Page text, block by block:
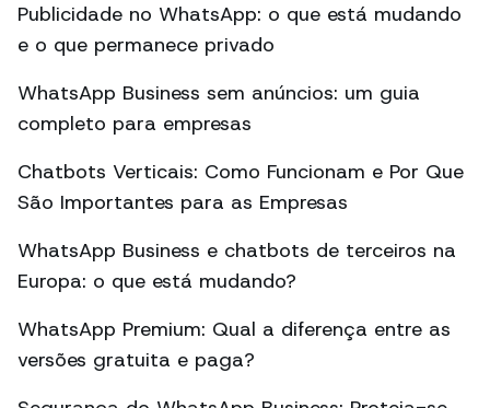
Publicidade no WhatsApp: o que está mudando
e o que permanece privado
WhatsApp Business sem anúncios: um guia
completo para empresas
Chatbots Verticais: Como Funcionam e Por Que
São Importantes para as Empresas
WhatsApp Business e chatbots de terceiros na
Europa: o que está mudando?
WhatsApp Premium: Qual a diferença entre as
versões gratuita e paga?